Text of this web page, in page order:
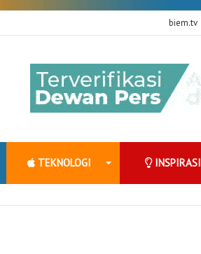
biem.tv
TEKNOLOGI INSPIRASI